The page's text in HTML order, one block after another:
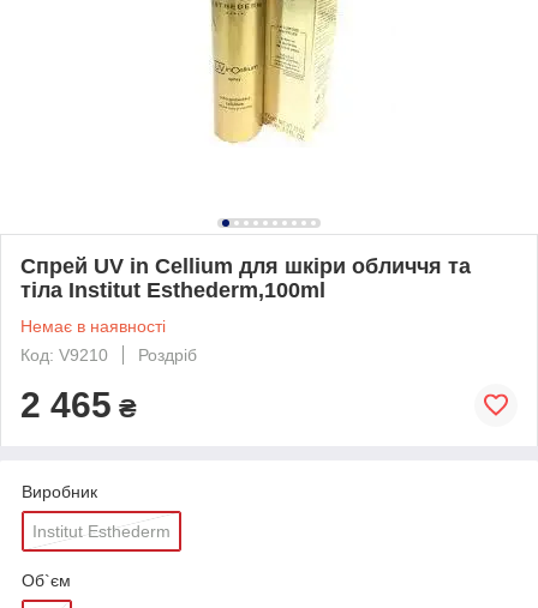
Спрей UV in Cellium для шкіри обличчя та
тіла Institut Esthederm,100ml
Немає в наявності
Код: V9210
Роздріб
2 465 ₴
Виробник
Institut Esthederm
Об`єм